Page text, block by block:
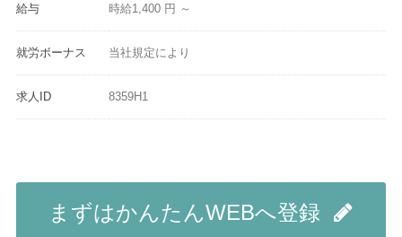
給与 時給1,400 円 ～
就労ボーナス 当社規定により
求人ID 8359H1
まずはかんたんWEBへ登録